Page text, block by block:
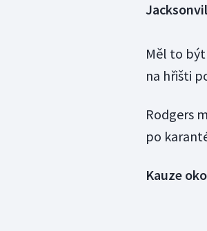
Měl to
na hřišti
Rodgers
po
Kauze